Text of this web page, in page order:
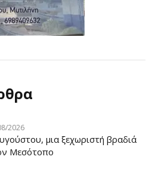
2026
μια ξεχωριστή βραδιά
Μεσότοπο